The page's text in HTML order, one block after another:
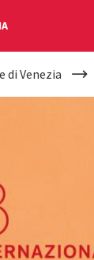
di Venezia